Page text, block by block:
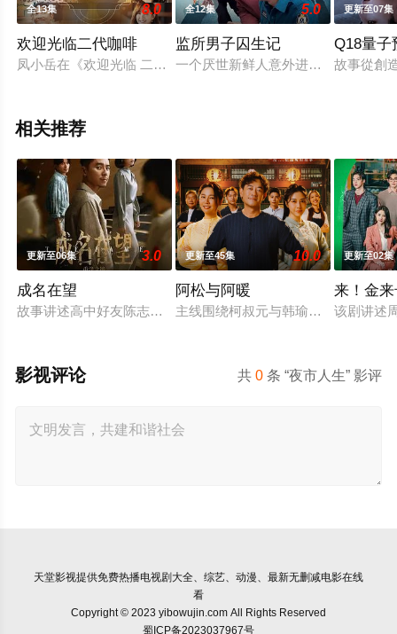
全13集 8.0
欢迎光临二代咖啡
凤小岳在《欢迎光临 二代咖啡》化身“咖啡之神”，与菜鸟徒弟
全12集 5.0
监所男子囚生记
一个厌世新鲜人意外进入监狱成为管
更新至07集
Q18量子
故事從創
相关推荐
更新至06集 3.0
成名在望
故事讲述高中好友陈志伟（李国毅 饰）、罗冠豪（姚淳耀 饰）
更新至45集 10.0
阿松与阿暖
主线围绕柯叔元与韩瑜饰演的"离婚
更新至02集
来！金
该剧讲述
共0 条 “夜市人生” 影评
影视评论
天堂影视提供免费热播电视剧大全、综艺、动漫、最新无删减电影在线
看
Copyright © 2023 yibowujin.com All Rights Reserved
蜀ICP备2023037967号